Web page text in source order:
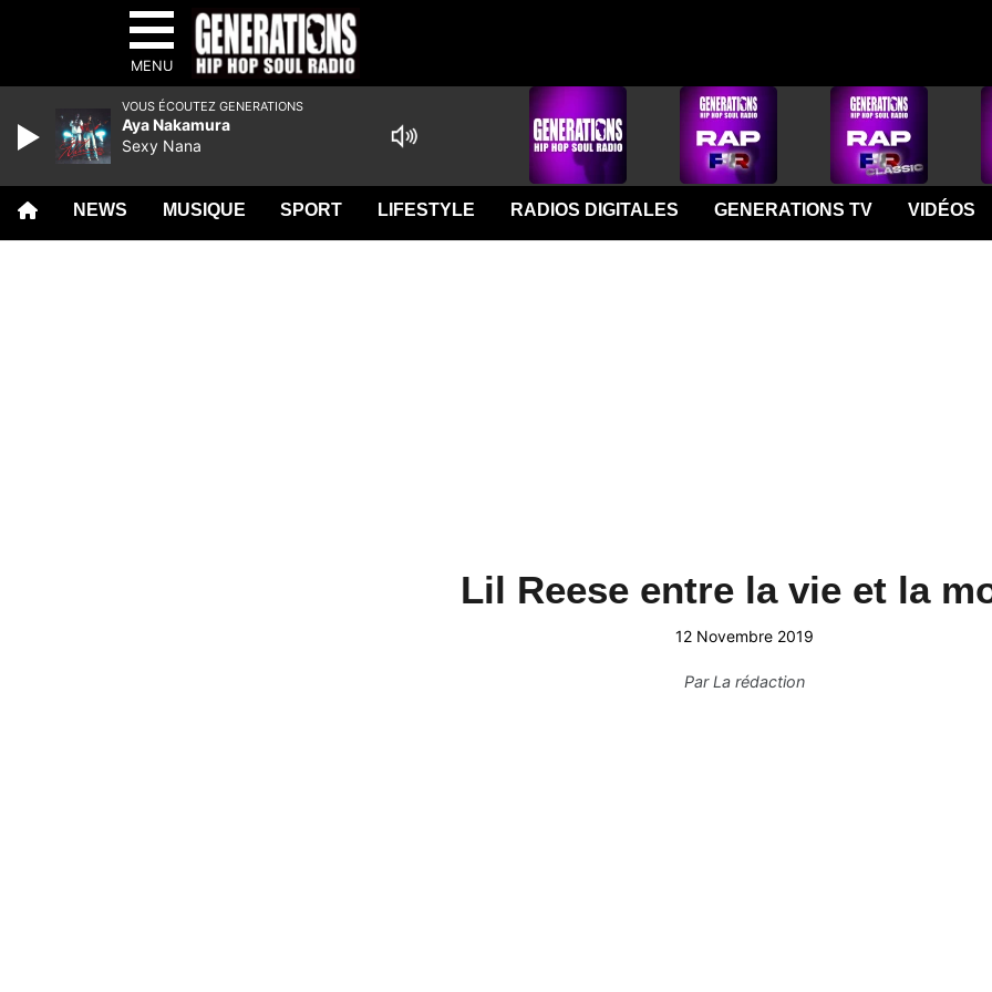
MENU
NEWS MUSIQUE SPORT LIFESTYLE RADIOS DIGITALES GENERATIONS TV VIDÉOS
Lil Reese entre la vie et la
12 Novembre 2019
ParLa rédaction
VOUS ÉCOUTEZ GENERATIONS
Aya Nakamura
Sexy Nana